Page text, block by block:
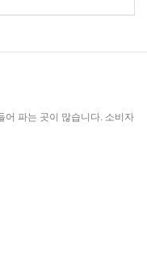
어 파는 곳이 많습니다. 소비자